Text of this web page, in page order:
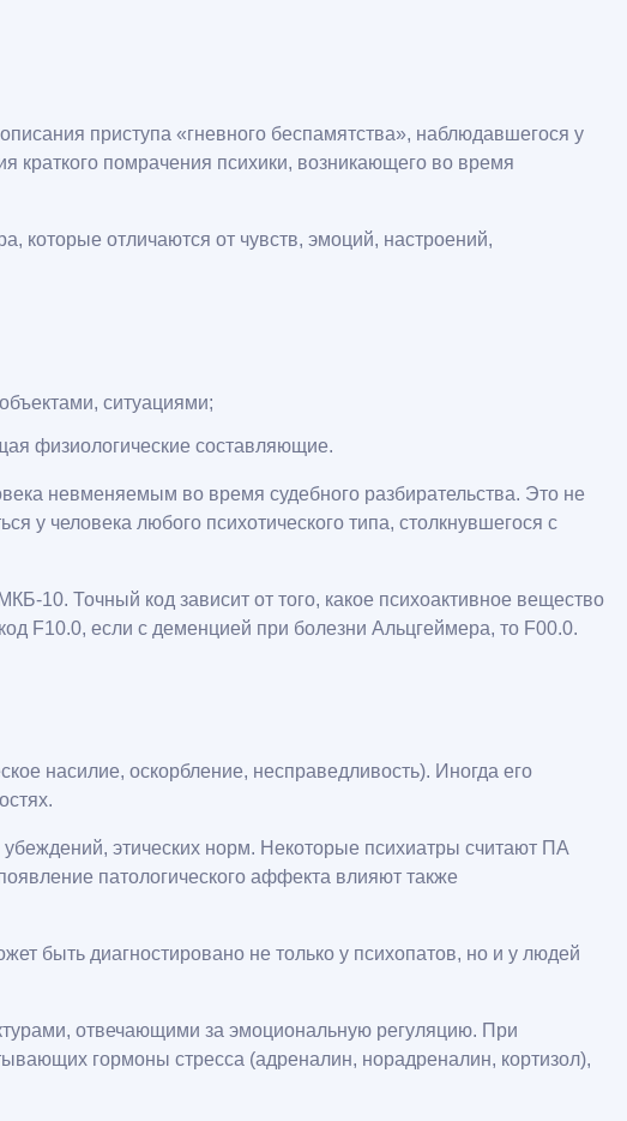
приступа «гневного беспамятства», наблюдавшегося у
краткого помрачения психики, возникающего во время
которые отличаются от чувств, эмоций, настроений,
ситуациями;
физиологические составляющие.
невменяемым во время судебного разбирательства. Это не
у человека любого психотического типа, столкнувшегося с
10. Точный код зависит от того, какое психоактивное вещество
F10.0, если с деменцией при болезни Альцгеймера, то F00.0.
насилие, оскорбление, несправедливость). Иногда его
этических норм. Некоторые психиатры считают ПА
патологического аффекта влияют также
быть диагностировано не только у психопатов, но и у людей
отвечающими за эмоциональную регуляцию. При
гормоны стресса (адреналин, норадреналин, кортизол),